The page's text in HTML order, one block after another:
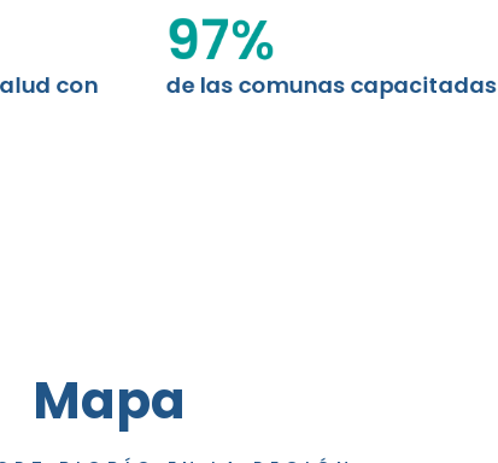
MDPA
con
de las comunas capacitadas
97%
Mapa